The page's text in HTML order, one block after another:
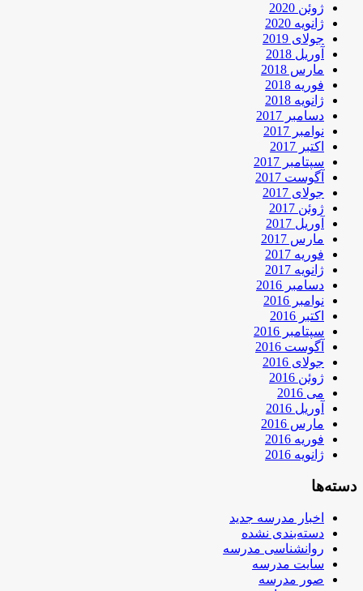
ژوئن 2020
ژانویه 2020
جولای 2019
آوریل 2018
مارس 2018
فوریه 2018
ژانویه 2018
دسامبر 2017
نوامبر 2017
اکتبر 2017
سپتامبر 2017
آگوست 2017
جولای 2017
ژوئن 2017
آوریل 2017
مارس 2017
فوریه 2017
ژانویه 2017
دسامبر 2016
نوامبر 2016
اکتبر 2016
سپتامبر 2016
آگوست 2016
جولای 2016
ژوئن 2016
می 2016
آوریل 2016
مارس 2016
فوریه 2016
ژانویه 2016
دسته‌ها
اخبار مدرسه جدید
دسته‌بندی نشده
روانشناسی مدرسه
سایت مدرسه
صور مدرسه